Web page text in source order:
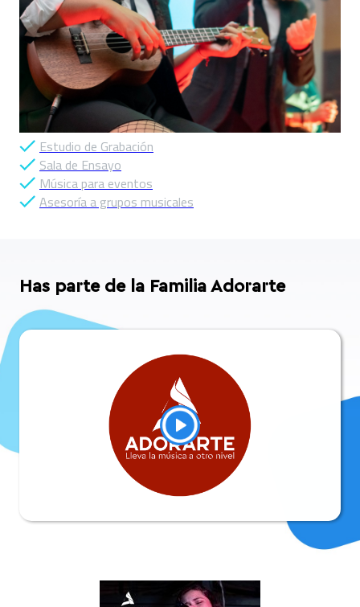
Estudio de Grabación
Sala de Ensayo
Música para eventos
Asesoría a grupos musicales
Has parte de la Familia Adorarte